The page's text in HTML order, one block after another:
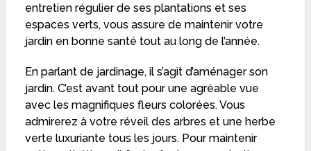
entretien régulier de ses plantations et ses
espaces verts, vous assure de maintenir votre
jardin en bonne santé tout au long de l’année.
En parlant de jardinage, il s’agit d’aménager son
jardin. C’est avant tout pour une agréable vue
avec les magnifiques fleurs colorées. Vous
admirerez à votre réveil des arbres et une herbe
verte luxuriante tous les jours. Pour maintenir